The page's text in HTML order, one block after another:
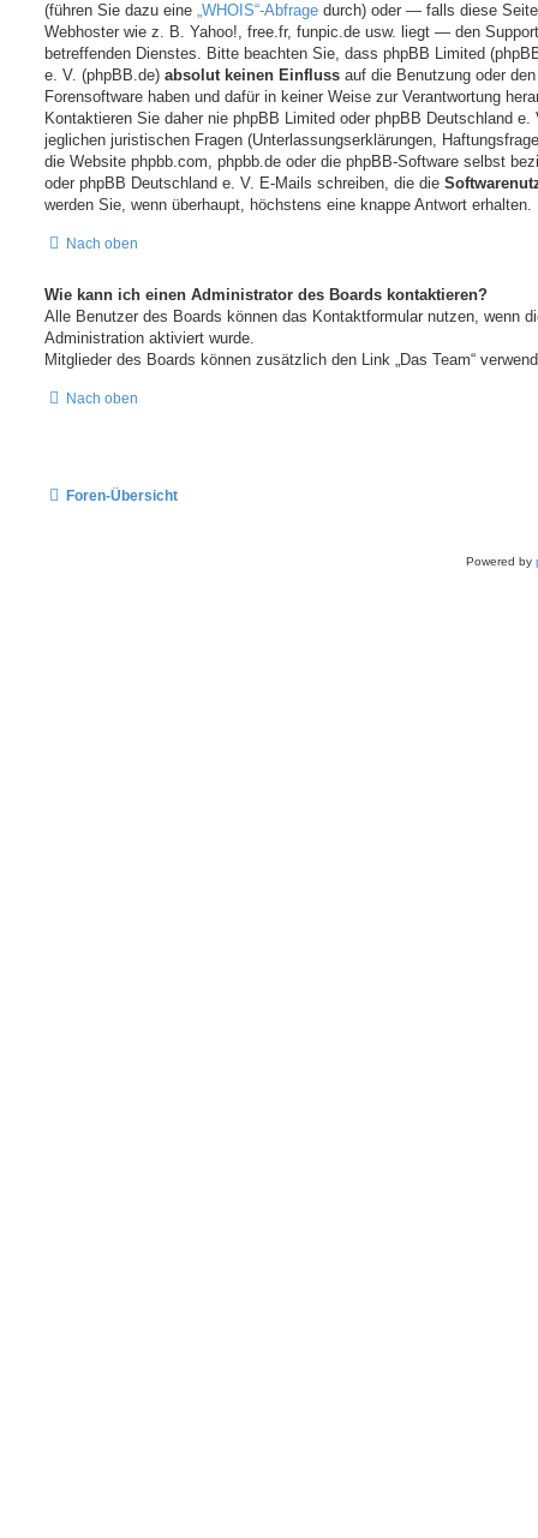
(führen Sie dazu eine „WHOIS“-Abfrage durch) oder — falls diese
Webhoster wie z. B. Yahoo!, free.fr, funpic.de usw. liegt — den
betreffenden Dienstes. Bitte beachten Sie, dass phpBB Limited
e. V. (phpBB.de) absolut keinen Einfluss auf die Benutzung oder
Forensoftware haben und dafür in keiner Weise zur Verantwortung
Kontaktieren Sie daher nie phpBB Limited oder phpBB Deutschland
jeglichen juristischen Fragen (Unterlassungserklärungen,
die Website phpbb.com, phpbb.de oder die phpBB-Software selbst
oder phpBB Deutschland e. V. E-Mails schreiben, die die
werden Sie, wenn überhaupt, höchstens eine knappe Antwort erhalten.
Nach oben
Wie kann ich einen Administrator des Boards kontaktieren?
Alle Benutzer des Boards können das Kontaktformular nutzen, wenn
Administration aktiviert wurde.
Mitglieder des Boards können zusätzlich den Link „Das Team“
Nach oben
Foren-Übersicht
Powered by